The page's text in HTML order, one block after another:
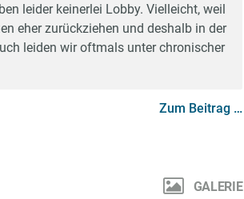
leider keinerlei Lobby. Vielleicht, weil
eher zurückziehen und deshalb in der
leiden wir oftmals unter chronischer
Zum Beitrag …
GALERIE